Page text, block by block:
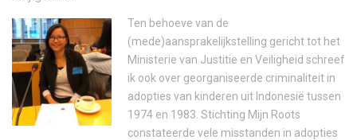
Ten behoeve van de
(mede)aansprakelijkstelling gericht tot het
Ministerie van Justitie en Veiligheid schreef
ik ook over georganiseerde criminaliteit in
adopties van kinderen uit Indonesië tussen
1974 en 1983. Stichting Mijn Roots
constateerde vele misstanden in adopties